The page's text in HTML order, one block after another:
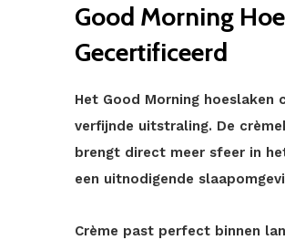
Good Morning
Gecertificeerd
Het Good Morning hoeslaken
verfijnde uitstraling. De
brengt direct meer sfeer in
een uitnodigende
Crème past perfect binnen